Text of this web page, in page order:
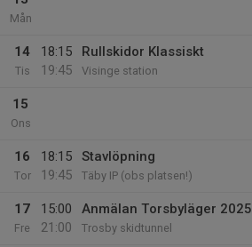
Mån
14
Tis
18:15
19:45
Rullskidor Klassiskt
Visinge station
15
Ons
16
Tor
18:15
19:45
Stavlöpning
Täby IP (obs platsen!)
17
Fre
15:00
21:00
Anmälan Torsbyläger 2025
Trosby skidtunnel